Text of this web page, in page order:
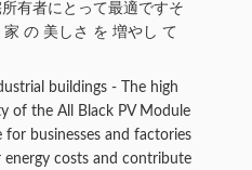
有者にとって最適ですそ
の 美しさ を 増やし て
buildings - The high
of the All Black PV Module
for businesses and factories
energy costs and contribute